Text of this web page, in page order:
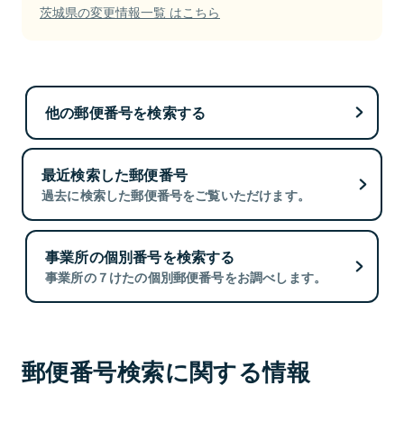
茨城県の変更情報一覧 はこちら
他の郵便番号を検索する
最近検索した郵便番号
過去に検索した郵便番号をご覧いただけます。
事業所の個別番号を検索する
事業所の７けたの個別郵便番号をお調べします。
郵便番号検索に関する情報